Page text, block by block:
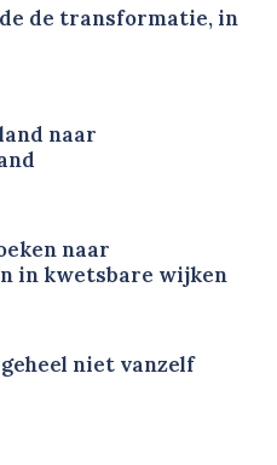
de transformatie, in
naar
naar
in kwetsbare wijken
niet vanzelf